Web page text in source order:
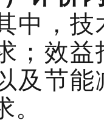
中，技
；效益
及节能